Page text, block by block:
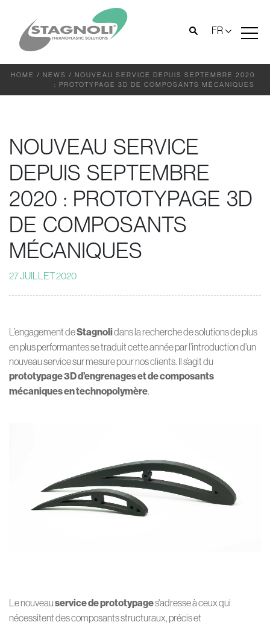
FR
HOME / NEWS / NOUVEAU SERVICE DEPUIS SEPTEMBRE 2020
: PROTOTYPAGE 3D DE COMPOSANTS MÉCANIQUES
NOUVEAU SERVICE
DEPUIS SEPTEMBRE
2020 : PROTOTYPAGE 3D
DE COMPOSANTS
MÉCANIQUES
27 JUILLET 2020
L’engagement deStagnolidans la recherche de solutions de plus
en plus performantes se traduit cette année par l’introduction d’un
nouveau service sur mesure pour nos clients. Il s’agit du
prototypage 3D d’engrenages et de composants
mécaniques en technopolymère.
Le nouveauservice de prototypages'adresse à ceux qui
nécessitent des composants structuraux, précis et